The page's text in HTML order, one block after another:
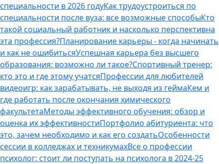
специальности в 2026 годуКак трудоустроиться по
специальности после вуза: все возможные способыКто
такой социальный работник и насколько перспективна
эта профессия?Планирование карьеры - когда начинать
и как не ошибитьсяУспешная карьера без высшего
образования: возможно ли такое?Спортивный тренер:
кто это и где этому учатсяПрофессии для любителей
видеоигр: как зарабатывать, не выходя из геймаКем и
где работать после окончания химического
факультетаМетоды эффективного обучения: обзор и
оценка их эффективностиПортфолио абитуриента: что
это, зачем необходимо и как его создатьОсобенности
сессии в колледжах и техникумахВсе о профессии
психолог: стоит ли поступать на психолога в 2024-25